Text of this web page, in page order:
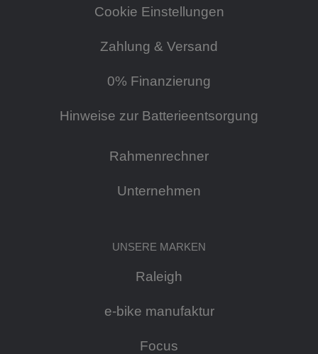
Cookie Einstellungen
Zahlung & Versand
0% Finanzierung
Hinweise zur Batterieentsorgung
Rahmenrechner
Unternehmen
UNSERE MARKEN
Raleigh
e-bike manufaktur
Focus